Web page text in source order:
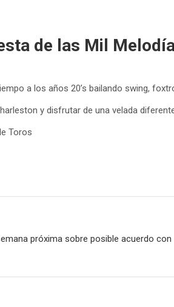
de las Mil
a los años 20’s bailando swing,
y disfrutar de una velada
Toros
próxima sobre posible acuerdo con